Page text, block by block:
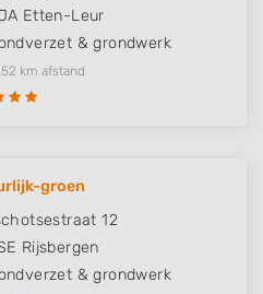
Etten-Leur
& grondwerk
km afstand
groen
12
Rijsbergen
& grondwerk